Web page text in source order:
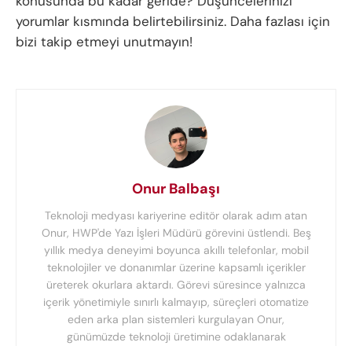
yorumlar kısmında belirtebilirsiniz. Daha fazlası için
bizi takip etmeyi unutmayın!
Onur Balbaşı
Teknoloji medyası kariyerine editör olarak adım atan
Onur, HWP'de Yazı İşleri Müdürü görevini üstlendi. Beş
yıllık medya deneyimi boyunca akıllı telefonlar, mobil
teknolojiler ve donanımlar üzerine kapsamlı içerikler
üreterek okurlara aktardı. Görevi süresince yalnızca
içerik yönetimiyle sınırlı kalmayıp, süreçleri otomatize
eden arka plan sistemleri kurgulayan Onur,
günümüzde teknoloji üretimine odaklanarak